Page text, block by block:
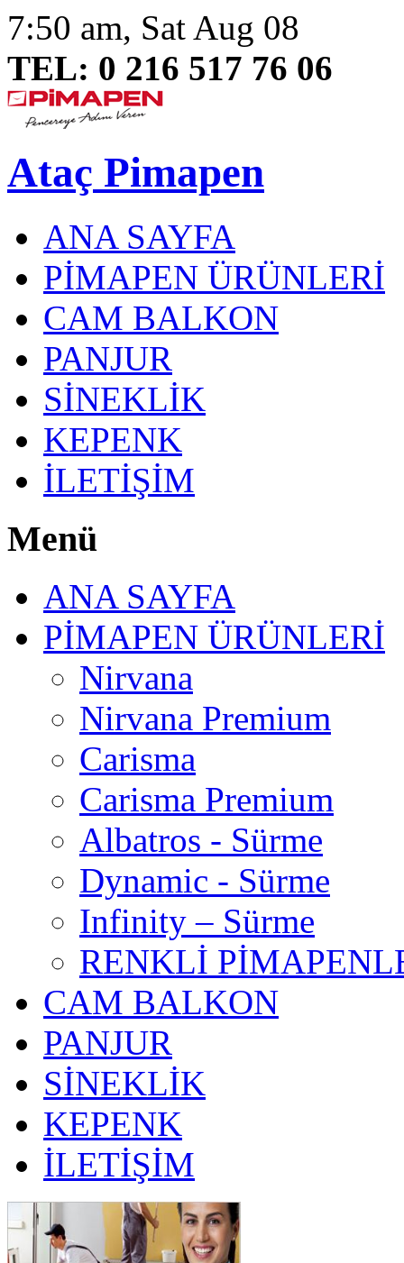
7:50 am, Sat Aug 08
TEL: 0 216 517 76 06
Ataç Pimapen
ANA SAYFA
PİMAPEN ÜRÜNLERİ
CAM BALKON
PANJUR
SİNEKLİK
KEPENK
İLETİŞİM
Menü
ANA SAYFA
PİMAPEN ÜRÜNLERİ
Nirvana
Nirvana Premium
Carisma
Carisma Premium
Albatros - Sürme
Dynamic - Sürme
Infinity – Sürme
RENKLİ
CAM BALKON
PANJUR
SİNEKLİK
KEPENK
İLETİŞİM